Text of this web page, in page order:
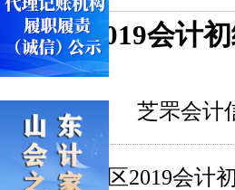
芝罘区2019会计
芝罘会计
芝罘区2019会计